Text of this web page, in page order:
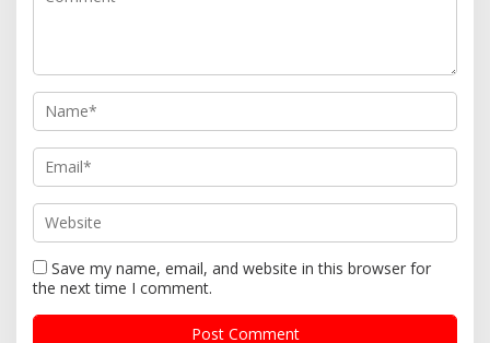
Save my name, email, and website in this browser for
the next time I comment.